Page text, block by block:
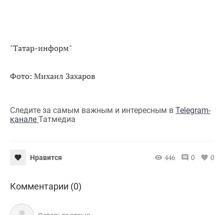
"Татар-информ"
Фото: Михаил Захаров
Следите за самым важным и интересным в Telegram-
канале Татмедиа
Нравится 446 0 0
Комментарии (0)